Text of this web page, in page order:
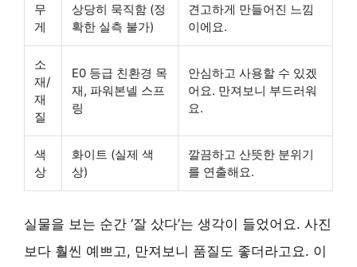
무
게
상당히 묵직함 (정
확한 실측 불가)
견고하게 만들어진 느낌
이에요.
소
재/
재
질
E0 등급 친환경 목
재, 파워본넬 스프
링
안심하고 사용할 수 있겠
어요. 만져보니 부드러워
요.
색
상
화이트 (실제 색
상)
깔끔하고 산뜻한 분위기
를 연출해요.
실물을 보는 순간 ‘잘 샀다’는 생각이 들었어요. 사진
보다 훨씬 예쁘고, 만져보니 품질도 좋더라고요. 이